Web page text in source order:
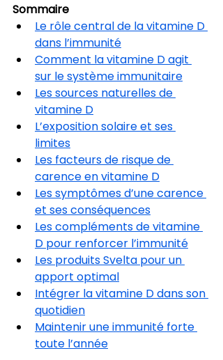
Sommaire
Le rôle central de la vitamine D
dans l’immunité
Comment la vitamine D agit
sur le système immunitaire
Les sources naturelles de
vitamine D
L’exposition solaire et ses
limites
Les facteurs de risque de
carence en vitamine D
Les symptômes d’une carence
et ses conséquences
Les compléments de vitamine
D pour renforcer l’immunité
Les produits Svelta pour un
apport optimal
Intégrer la vitamine D dans son
quotidien
Maintenir une immunité forte
toute l’année